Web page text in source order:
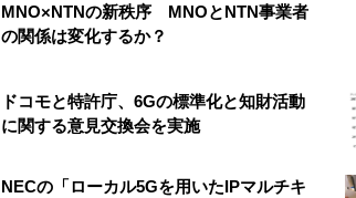
MNO×NTNの新秩序 MNOとNTN事業者
の関係は変化するか？
ドコモと特許庁、6Gの標準化と知財活動
に関する意見交換会を実施
NECの「ローカル5Gを用いたIPマルチキ